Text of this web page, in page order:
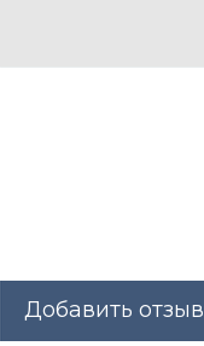
Добавить отзыв